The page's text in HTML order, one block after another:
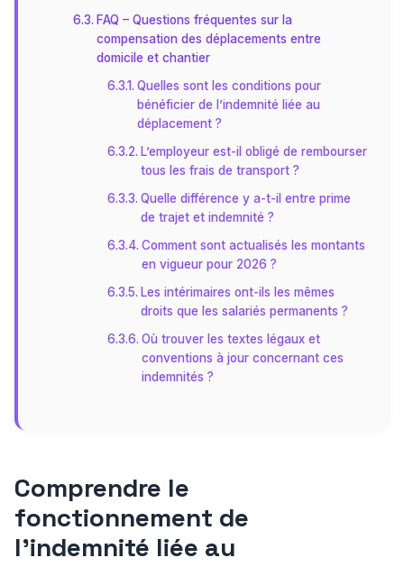
FAQ – Questions fréquentes sur la
compensation des déplacements entre
domicile et chantier
Quelles sont les conditions pour
bénéficier de l’indemnité liée au
déplacement ?
L’employeur est-il obligé de rembourser
tous les frais de transport ?
Quelle différence y a-t-il entre prime
de trajet et indemnité ?
Comment sont actualisés les montants
en vigueur pour 2026 ?
Les intérimaires ont-ils les mêmes
droits que les salariés permanents ?
Où trouver les textes légaux et
conventions à jour concernant ces
indemnités ?
Comprendre le
fonctionnement de
l’indemnité liée au